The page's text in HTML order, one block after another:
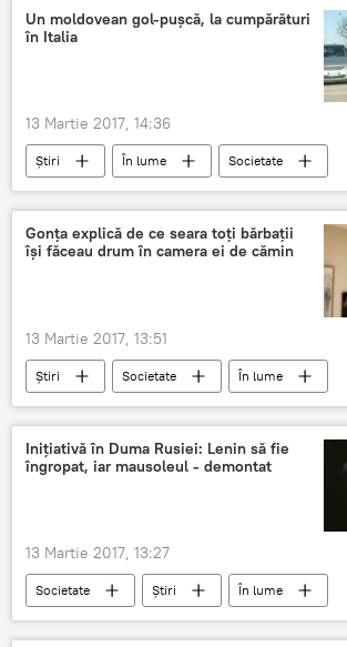
Un moldovean gol-pușcă, la cumpărături
în Italia
13 Martie 2017, 14:36
Știri În lume
Societate
Italia
stradă
reținut
cetățean al Moldovei
Gonța explică de ce seara toți bărbații
își făceau drum în camera ei de cămin
13 Martie 2017, 13:51
Știri Societate
În lume
Chișinău
Angela Gonța
bărbați
cămin
Inițiativă în Duma Rusiei: Lenin să fie
îngropat, iar mausoleul - demontat
13 Martie 2017, 13:27
Societate Știri
În lume
Rusia
Vladimir Ilici Lenin